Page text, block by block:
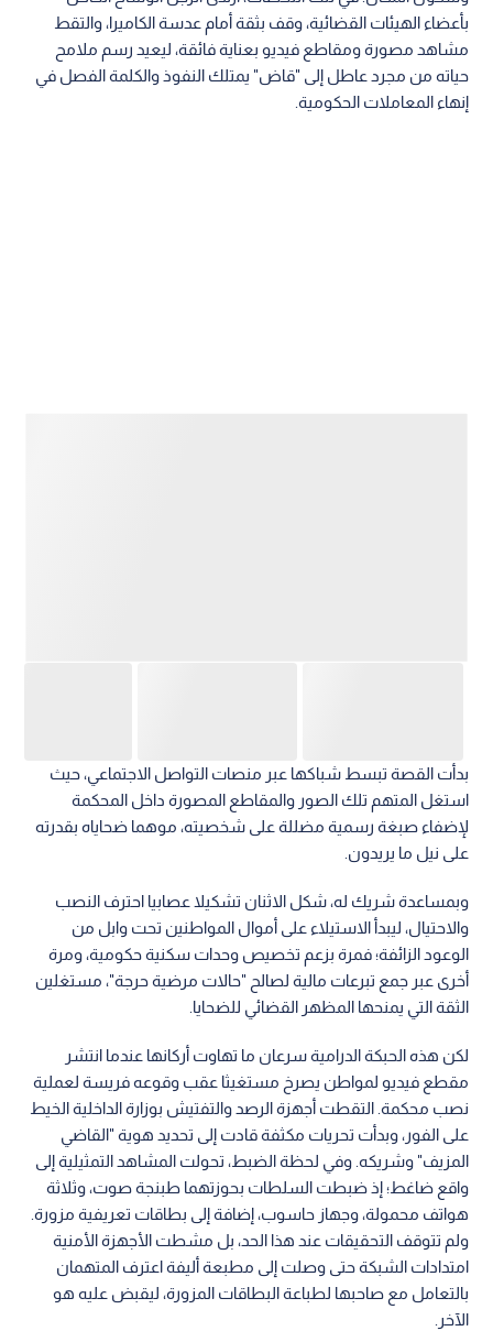
بأعضاء الهيئات القضائية، وقف بثقة أمام عدسة الكاميرا، والتقط
مشاهد مصورة ومقاطع فيديو بعناية فائقة، ليعيد رسم ملامح
حياته من مجرد عاطل إلى "قاض" يمتلك النفوذ والكلمة الفصل في
إنهاء المعاملات الحكومية.
بدأت القصة تبسط شباكها عبر منصات التواصل الاجتماعي، حيث
استغل المتهم تلك الصور والمقاطع المصورة داخل المحكمة
لإضفاء صبغة رسمية مضللة على شخصيته، موهما ضحاياه بقدرته
على نيل ما يريدون.
وبمساعدة شريك له، شكل الاثنان تشكيلا عصابيا احترف النصب
والاحتيال، ليبدأ الاستيلاء على أموال المواطنين تحت وابل من
الوعود الزائفة؛ فمرة بزعم تخصيص وحدات سكنية حكومية، ومرة
أخرى عبر جمع تبرعات مالية لصالح "حالات مرضية حرجة"، مستغلين
الثقة التي يمنحها المظهر القضائي للضحايا.
لكن هذه الحبكة الدرامية سرعان ما تهاوت أركانها عندما انتشر
مقطع فيديو لمواطن يصرخ مستغيثا عقب وقوعه فريسة لعملية
نصب محكمة. التقطت أجهزة الرصد والتفتيش بوزارة الداخلية الخيط
على الفور، وبدأت تحريات مكثفة قادت إلى تحديد هوية "القاضي
المزيف" وشريكه. وفي لحظة الضبط، تحولت المشاهد التمثيلية إلى
واقع ضاغط؛ إذ ضبطت السلطات بحوزتهما طبنجة صوت، وثلاثة
هواتف محمولة، وجهاز حاسوب، إضافة إلى بطاقات تعريفية مزورة.
ولم تتوقف التحقيقات عند هذا الحد، بل مشطت الأجهزة الأمنية
امتدادات الشبكة حتى وصلت إلى مطبعة أليفة اعترف المتهمان
بالتعامل مع صاحبها لطباعة البطاقات المزورة، ليقبض عليه هو
الآخر.